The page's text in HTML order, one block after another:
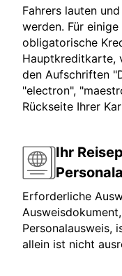
Fahrers lauten
werden. Für
obligatorische
Hauptkreditkarte,
den Aufschriften
"electron",
Rückseite Ihrer
Ihr
Erforderliche
Personalausweis,
allein ist nicht